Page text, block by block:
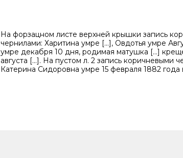
На форзацном листе верхней крышки запись
чернилами: Харитина умре [...], Овдотья умре
умре декабря 10 дня, родимая матушка [...]
августа [...]. На пустом л. 2 запись коричневыми
Катерина Сидоровна умре 15 февраля 1882 года